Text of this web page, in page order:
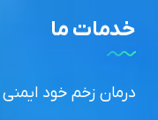
خدمات ما
درمان زخم خود ایمنی